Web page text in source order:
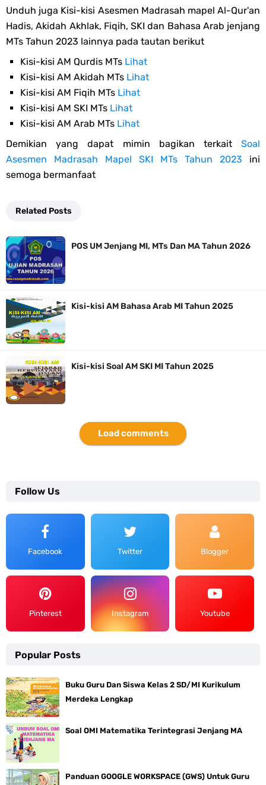
Unduh juga Kisi-kisi Asesmen Madrasah mapel Al-Qur'an
Hadis, Akidah Akhlak, Fiqih, SKI dan Bahasa Arab jenjang
MTs Tahun 2023 lainnya pada tautan berikut
Kisi-kisi AM Qurdis MTs Lihat
Kisi-kisi AM Akidah MTs Lihat
Kisi-kisi AM Fiqih MTs Lihat
Kisi-kisi AM SKI MTs Lihat
Kisi-kisi AM Arab MTs Lihat
Demikian yang dapat mimin bagikan terkait Soal
Asesmen Madrasah Mapel SKI MTs Tahun 2023 ini
semoga bermanfaat
Related Posts
POS UM Jenjang MI, MTs Dan MA Tahun 2026
Kisi-kisi AM Bahasa Arab MI Tahun 2025
Kisi-kisi Soal AM SKI MI Tahun 2025
Load comments
Follow Us
Facebook Twitter Blogger
Pinterest Instagram Youtube
Popular Posts
Buku Guru Dan Siswa Kelas 2 SD/MI Kurikulum
Merdeka Lengkap
Soal OMI Matematika Terintegrasi Jenjang MA
Panduan GOOGLE WORKSPACE (GWS) Untuk Guru